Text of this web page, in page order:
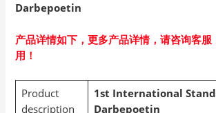
Darbepoetin
产品详情如下，更多产品详情，请咨询客服
用！
Product
description
1st International
Darbepoetin